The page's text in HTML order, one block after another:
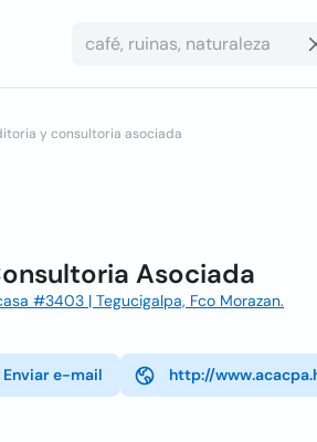
y consultoria asociada
Asociada
#3403 | Tegucigalpa, Fco Morazan.
Enviar e-mail http://